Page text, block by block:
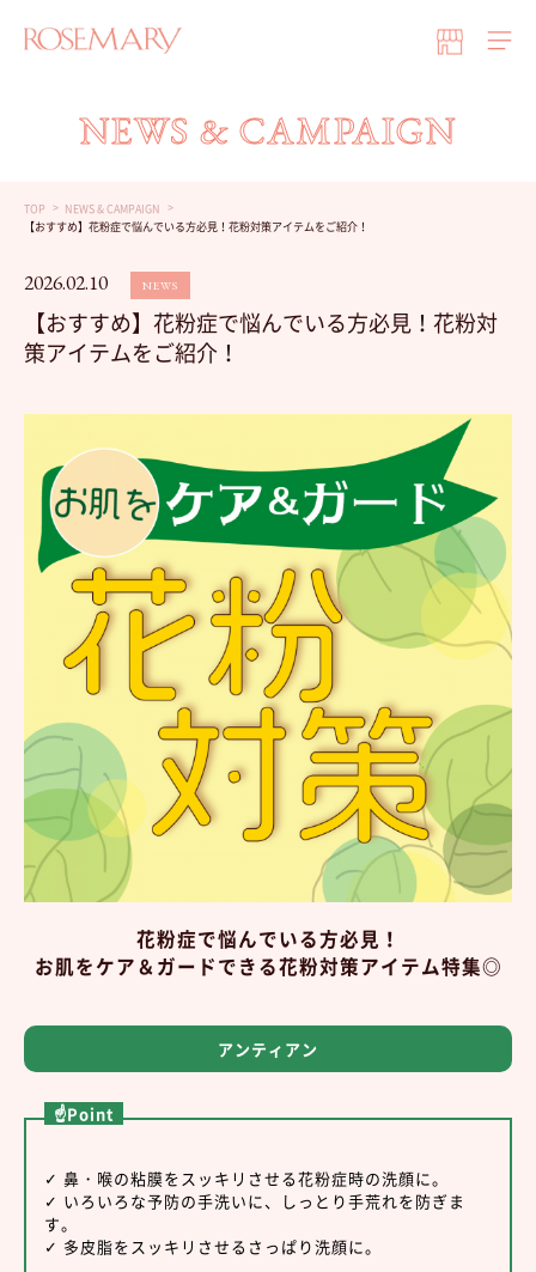
NEWS & CAMPAIGN
TOP
NEWS & CAMPAIGN
【おすすめ】花粉症で悩んでいる方必見！花粉対策アイテムをご紹介！
2026.02.10 NEWS
【おすすめ】花粉症で悩んでいる方必見！花粉対
策アイテムをご紹介！
花粉症で悩んでいる方必見！
お肌をケア＆ガードできる花粉対策アイテム特集◎
アンティアン
☝Point
✓ 鼻・喉の粘膜をスッキリさせる花粉症時の洗顔に。
✓ いろいろな予防の手洗いに、しっとり手荒れを防ぎま
す。
✓ 多皮脂をスッキリさせるさっぱり洗顔に。